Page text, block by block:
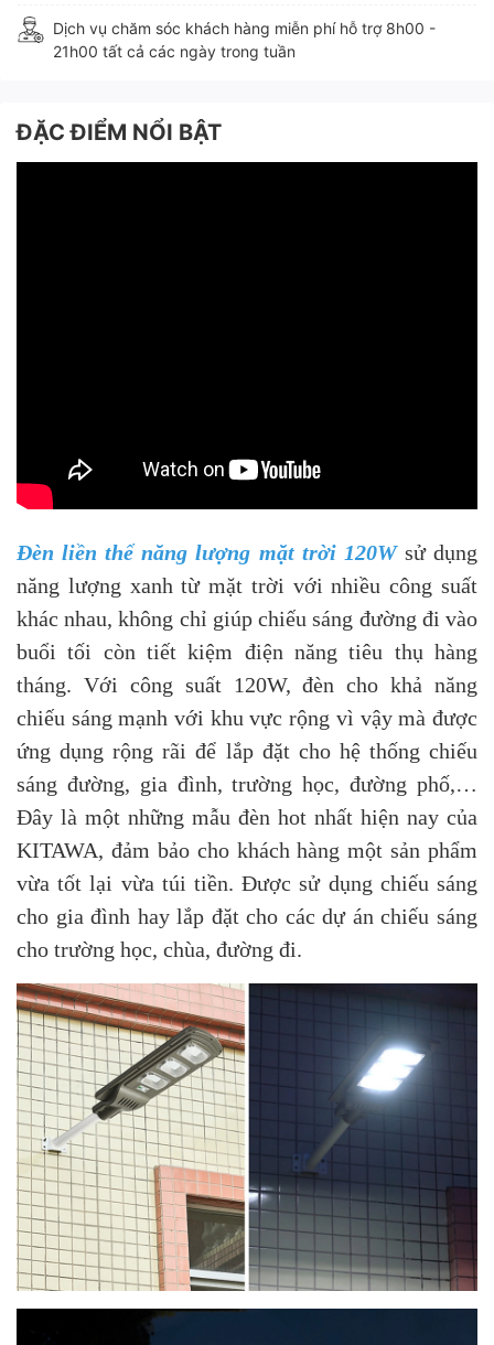
Dịch vụ chăm sóc khách hàng miễn phí hỗ trợ 8h00 -
21h00 tất cả các ngày trong tuần
ĐẶC ĐIỂM NỔI BẬT
Đèn liền thể năng lượng mặt trời 120Wsử dụng
năng lượng xanh từ mặt trời với nhiều công suất
khác nhau, không chỉ giúp chiếu sáng đường đi vào
buổi tối còn tiết kiệm điện năng tiêu thụ hàng
tháng. Với công suất 120W, đèn cho khả năng
chiếu sáng mạnh với khu vực rộng vì vậy mà được
ứng dụng rộng rãi để lắp đặt cho hệ thống chiếu
sáng đường, gia đình, trường học, đường phố,…
Đây là một những mẫu đèn hot nhất hiện nay của
KITAWA, đảm bảo cho khách hàng một sản phẩm
vừa tốt lại vừa túi tiền. Được sử dụng chiếu sáng
cho gia đình hay lắp đặt cho các dự án chiếu sáng
cho trường học, chùa, đường đi.